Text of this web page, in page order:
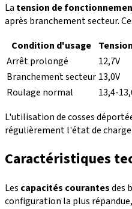
La tension de
après branchement secteur.
Condition d'usage
Arrêt prolongé
12,7V
Branchement secteur 13,0V
Roulage normal
13,4-
L'utilisation de cosses
régulièrement l'état de
Caractéristiques
Les capacités courantesdes
configuration la plus